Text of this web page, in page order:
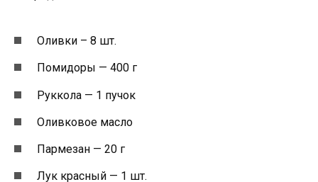
Оливки – 8 шт.
Помидоры — 400 г
Руккола — 1 пучок
Оливковое масло
Пармезан — 20 г
Лук красный — 1 шт.